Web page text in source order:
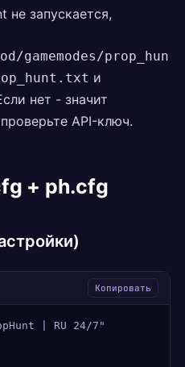
не запускается,
gamemodes/prop_hun
и
нет - значит
API-ключ.
+ ph.cfg
Копировать
| RU 24/7"